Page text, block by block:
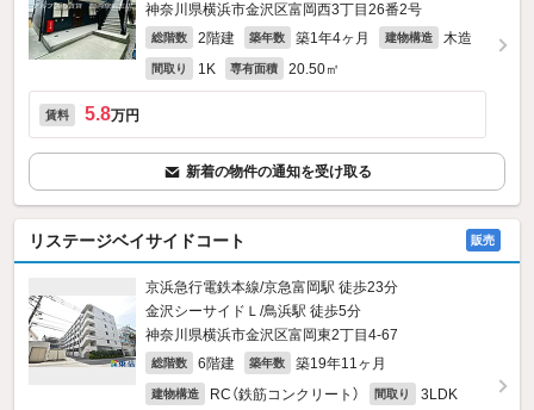
神奈川県横浜市金沢区富岡西3丁目26番2号
総階数 2階建 築年数 築1年4ヶ月 建物構造 木造
間取り 1K 専有面積 20.50㎡
賃料 5.8万円
新着の物件の通知を受け取る
リステージベイサイドコート 販売
京浜急行電鉄本線/京急富岡駅 徒歩23分
金沢シーサイドＬ/鳥浜駅 徒歩5分
神奈川県横浜市金沢区富岡東2丁目4-67
総階数 6階建 築年数 築19年11ヶ月
建物構造 RC（鉄筋コンクリート） 間取り 3LDK